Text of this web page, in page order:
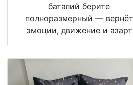
баталий берите
полноразмерный — вернёт
эмоции, движение и азарт